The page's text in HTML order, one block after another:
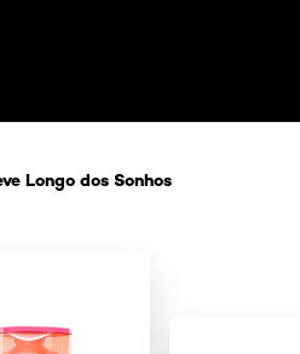
Longo dos Sonhos